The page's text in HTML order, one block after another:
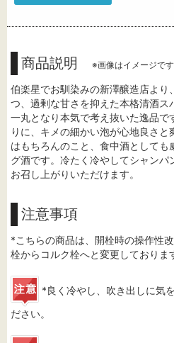
商品説明 ※画像はイメージです
伯楽星でお馴染みの新澤醸造店より
つ、過剰な甘さを抑えた本格清酒ス
一丸となり本気で考え抜いた逸品で
りに、キメの細かい泡が心地良さ
はもちろんのこと、食中酒としても
グ酒です。冷たく冷やしてシャンパ
お召し上がりいただけます。
注意事項
*こちらの商品は、開栓時の操作性
栓からコルク栓へと変更しておりま
*良く冷やし、吹き出しに気
ださい。